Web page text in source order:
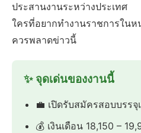
ประสานงานระหว่างประเทศ
ใครที่อยากทำงานราชการในห
ควรพลาดข่าวนี้
✨ จุดเด่นของงานนี้
💼 เปิดรับสมัครสอบบรร
💰 เงินเดือน 18,150 –